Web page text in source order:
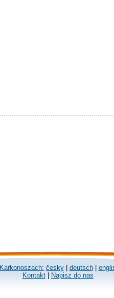
česky| deutsch|
Kontakt| Napisz do nas